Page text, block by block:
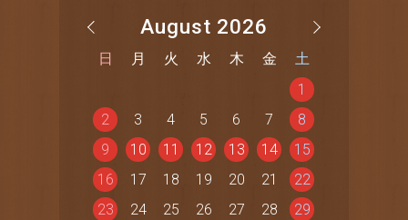
August 2026
日 月 火 水 木 金
土
1
2
3 4 5 6 7
8
9
10 11 12 13 14
15
16
17 18 19 20 21
22
23
24 25 26 27 28
29